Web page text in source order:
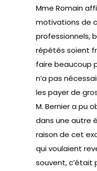
Mme Romain
motivations de
professionnels,
répétés soient
faire beaucoup
n’a pas
les payer de
M. Bernier a pu
dans une autre
raison de cet
qui voulaient
souvent, c’était